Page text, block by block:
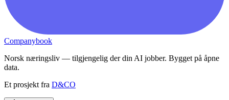
Companybook
Norsk næringsliv — tilgjengelig der din AI jobber. Bygget på åpne
data.
Et prosjekt fra D&CO